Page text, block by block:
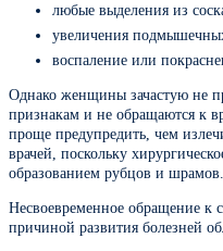
любые выделения из
увеличения
воспаление или
Однако женщины зачастую не
признакам и не обращаются к
проще предупредить, чем
врачей, поскольку
образованием рубцов и шрамов.
Несвоевременное обращение к
причиной развития болезней